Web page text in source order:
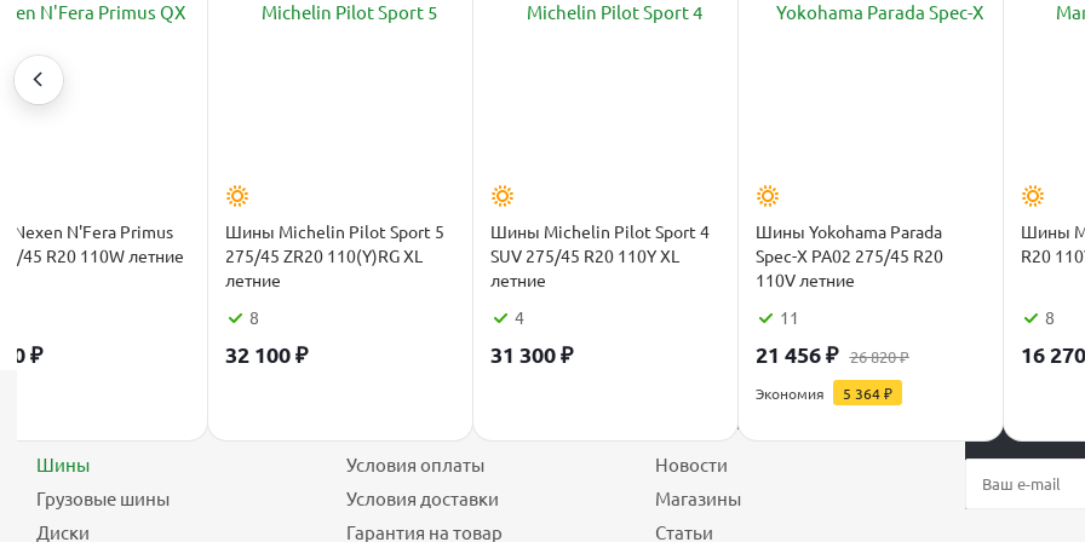
Nexen N'Fera Primus
45 R20 110W летние
₽
Шины Michelin Pilot Sport 5
275/45 ZR20 110(Y)RG XL
летние
8
32 100₽
Шины Michelin Pilot Sport 4
SUV 275/45 R20 110Y XL
летние
4
31 300₽
Шины Yokohama Parada
Spec-X PA02 275/45 R20
110V летние
11
21 456₽ 26 820₽
Экономия 5 364₽
Шины
8
16 270
Шины
Грузовые шины
Диски
Условия оплаты
Условия доставки
Гарантия на товар
О магазине
Новости
Магазины
Статьи
Будьте